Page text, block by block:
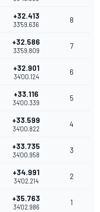
+32.413
33'59.636
8
+32.586
33'59.809
7
+32.901
34'00.124
6
+33.116
34'00.339
5
+33.599
34'00.822
4
+33.735
34'00.958
3
+34.991
34'02.214
2
+35.763
34'02.986
1